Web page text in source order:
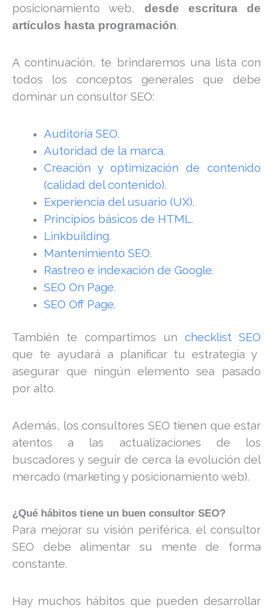
posicionamiento web, desde escritura de
artículos hasta programación.
A continuación, te brindaremos una lista con
todos los conceptos generales que debe
dominar un consultor SEO:
Auditoría SEO.
Autoridad de la marca.
Creación y optimización de contenido
(calidad del contenido).
Experiencia del usuario (UX).
Principios básicos de HTML.
Linkbuilding.
Mantenimiento SEO.
Rastreo e indexación de Google.
SEO On Page.
SEO Off Page.
También te compartimos un checklist SEO
que te ayudará a planificar tu estrategia y
asegurar que ningún elemento sea pasado
por alto.
Además, los consultores SEO tienen que estar
atentos a las actualizaciones de los
buscadores y seguir de cerca la evolución del
mercado (marketing y posicionamiento web).
¿Qué hábitos tiene un buen consultor SEO?
Para mejorar su visión periférica, el consultor
SEO debe alimentar su mente de forma
constante.
Hay muchos hábitos que pueden desarrollar